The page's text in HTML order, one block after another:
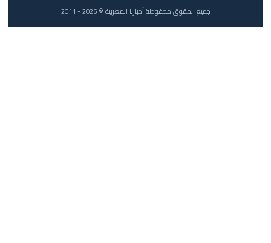
جميع الحقوق محفوظة أخبارنا المغربية © 2026 - 2011